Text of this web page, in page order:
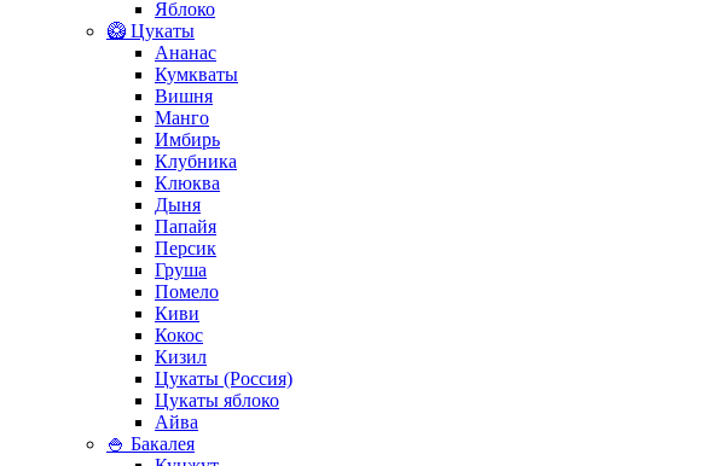
Яблоко
🥝 Цукаты
Ананас
Кумкваты
Вишня
Манго
Имбирь
Клубника
Клюква
Дыня
Папайя
Персик
Груша
Помело
Киви
Кокос
Кизил
Цукаты (Россия)
Цукаты яблоко
Айва
🍚 Бакалея